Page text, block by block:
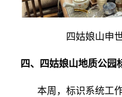
四姑娘山申
四、四姑娘山地质公园
本周，标识系统工作